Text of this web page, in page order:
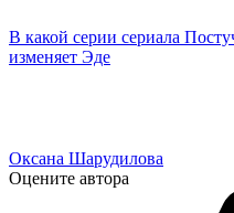
В какой серии сериала
изменяет Эде
Оксана Шарудилова
Оцените автора